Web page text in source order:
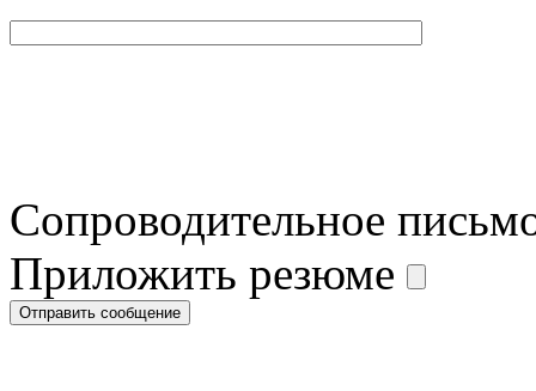
Сопроводительное
Приложить резюме